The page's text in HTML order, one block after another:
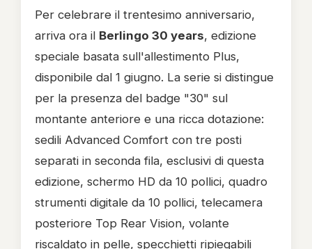
Per celebrare il trentesimo anniversario,
arriva ora il Berlingo 30 years, edizione
speciale basata sull'allestimento Plus,
disponibile dal 1 giugno. La serie si distingue
per la presenza del badge "30" sul
montante anteriore e una ricca dotazione:
sedili Advanced Comfort con tre posti
separati in seconda fila, esclusivi di questa
edizione, schermo HD da 10 pollici, quadro
strumenti digitale da 10 pollici, telecamera
posteriore Top Rear Vision, volante
riscaldato in pelle, specchietti ripiegabili